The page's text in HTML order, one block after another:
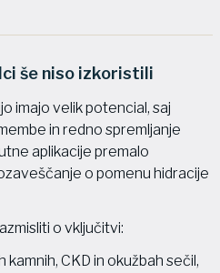
še niso izkoristili
imajo velik potencial, saj
in redno spremljanje
aplikacije premalo
o pomenu hidracije
o vključitvi:
CKD in okužbah sečil,